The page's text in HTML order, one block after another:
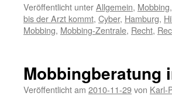
Veröffentlicht unterAllgemein, Mobbing,
bis der Arzt kommt, Cyber, Hamburg,
Mobbing, Mobbing-Zentrale, Recht,
Mobbingberatung
Veröffentlicht am 2010-11-29von Karl-